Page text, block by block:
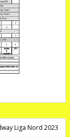
Liga Nord 2023